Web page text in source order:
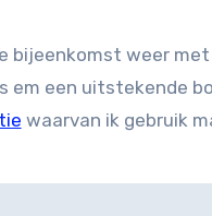
em een uitstekende
waarvan ik gebruik